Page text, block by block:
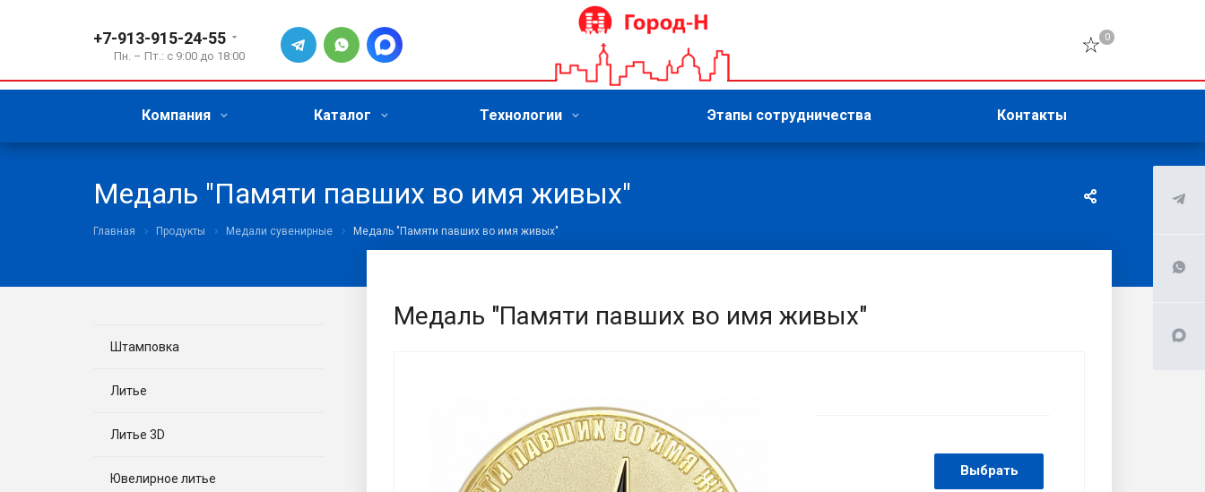
+7-913-915-24-55
Пн. – Пт.: с 9:00 до 18:00
0
Компания Каталог Технологии Этапы сотрудничества Контакты
Медаль "Памяти павших во имя живых"
Главная Продукты Медали сувенирные Медаль "Памяти павших во имя живых"
Медаль "Памяти павших во имя живых"
Выбрать
Штамповка
Литье
Литье 3D
Ювелирное литье